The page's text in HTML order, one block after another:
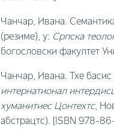
Чанчар, Ивана.
(резиме), у: Српска
богословски факултет
Чанчар, Ивана. Тхе
интернатионал
хуманитиес Цонтеxтс,
абстрацтс). [ISBN 978-